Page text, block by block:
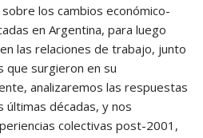
los cambios económico-
en Argentina, para luego
las relaciones de trabajo, junto
que surgieron en su
analizaremos las respuestas
últimas décadas, y nos
colectivas post-2001,